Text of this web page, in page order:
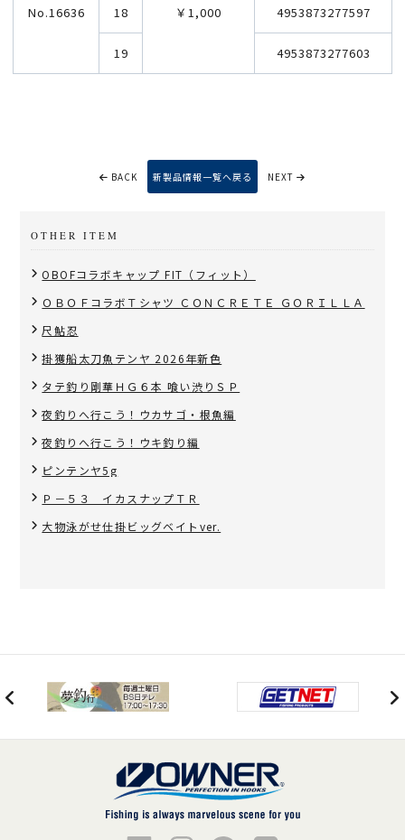
No.16636 ￥1,000
18 4953873277597
19 4953873277603
BACK 新製品情報一覧へ戻る NEXT
OTHER ITEM
OBOFコラボキャップ FIT（フィット）
ＯＢＯＦコラボＴシャツ ＣＯＮＣＲＥＴＥ ＧＯＲＩＬＬＡ
尺鮎忍
掛獲船太刀魚テンヤ 2026年新色
タテ釣り剛華ＨＧ６本 喰い渋りＳＰ
夜釣りへ行こう！ウカサゴ・根魚編
夜釣りへ行こう！ウキ釣り編
ピンテンヤ5g
Ｐ－５３ イカスナップＴＲ
大物泳がせ仕掛ビッグベイトver.